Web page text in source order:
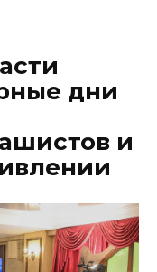
дни
и